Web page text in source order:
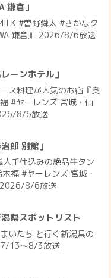
鎌倉」
#曽野舜太 #さかなク
鎌倉』 2026/8/6放送
ーンホテル」
ス料理が人気のお宿『奥
#ヤーレンズ 宮城・仙
8/6放送
郎 別館」
人手仕込みの絶品牛タン
福 #ヤーレンズ 宮城・
2026/8/6放送
県スポットリスト
いたち と行く新潟県の
13〜8/3放送